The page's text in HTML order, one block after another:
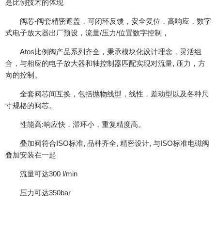
是比例技术的体现
阀芯-阀套精密遮盖，可闭环反馈，安全复位，高响应，数字
式电子放大器出厂预设，流量/压力/位置数字控制，
Atos比例阀产品系列齐全，秉承模块化设计理念，灵活组
合，与相应的电子放大器和轴控制器匹配实现对流量, 压力，方
向的控制。
全套阀芯间互换，包括抛物线型，线性，差动型以及各种尺
寸规格的阀芯。
性能高:响应快，滞环小，重复精度高。
叠加阀符合ISO标准, 品种齐全, 精密设计, 与ISO标准电磁阀
叠加安装在一起
流量可达300 l/min
压力可达350bar